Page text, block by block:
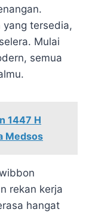
yang tersedia,
Mulai
semua
1447 H
Medsos
rekan kerja
hangat